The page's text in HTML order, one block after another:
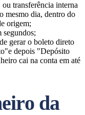
transferência interna
mesmo dia, dentro do
origem;
segundos;
gerar o boleto direto
depois "Depósito
cai na conta em até
da